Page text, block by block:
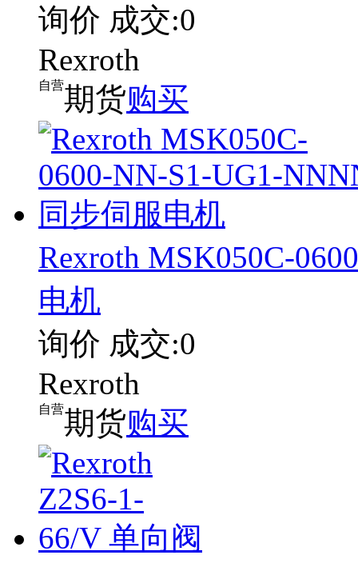
询价 成交:0
Rexroth
自营期货购买
Rexroth MSK050C-
电机
询价 成交:0
Rexroth
自营期货购买